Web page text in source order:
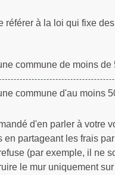
référer à la loi qui fixe
commune de moins
commune d'au moins
d'en parler à votre
partageant les frais
(par exemple, il ne
le mur uniquement